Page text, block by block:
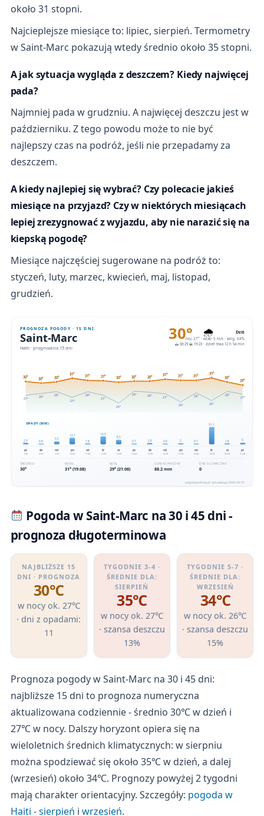
około 31 stopni.
Najcieplejsze miesiące to: lipiec, sierpień. Termometry
w Saint-Marc pokazują wtedy średnio około 35 stopni.
A jak sytuacja wygląda z deszczem? Kiedy najwięcej
pada?
Najmniej pada w grudzniu. A najwięcej deszczu jest w
październiku. Z tego powodu może to nie być
najlepszy czas na podróż, jeśli nie przepadamy za
deszczem.
A kiedy najlepiej się wybrać? Czy polecacie jakieś
miesiące na przyjazd? Czy w niektórych miesiącach
lepiej zrezygnować z wyjazdu, aby nie narazić się na
kiepską pogodę?
Miesiące najczęściej sugerowane na podróż to:
styczeń, luty, marzec, kwiecień, maj, listopad,
grudzień.
Pogoda w Saint-Marc na 30 i 45 dni -
prognoza długoterminowa
NAJBLIŻSZE 15
DNI · PROGNOZA
30℃
w nocy ok. 27℃
· dni z opadami:
11
TYGODNIE 3-4 ·
ŚREDNIE DLA:
SIERPIEŃ
35℃
w nocy ok. 27℃
· szansa deszczu
13%
TYGODNIE 5-7 ·
ŚREDNIE DLA:
WRZESIEŃ
34℃
w nocy ok. 26℃
· szansa deszczu
15%
Prognoza pogody w Saint-Marc na 30 i 45 dni:
najbliższe 15 dni to prognoza numeryczna
aktualizowana codziennie - średnio 30℃ w dzień i
27℃ w nocy. Dalszy horyzont opiera się na
wieloletnich średnich klimatycznych: w sierpniu
można spodziewać się około 35℃ w dzień, a dalej
(wrzesień) około 34℃. Prognozy powyżej 2 tygodni
mają charakter orientacyjny. Szczegóły: pogoda w
Haiti - sierpień i wrzesień.